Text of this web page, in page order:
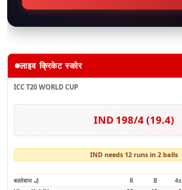
लाइव क्रिकेट स्कोर
ICC T20 WORLD CUP
IND 198/4 (19.4)
IND needs 12 runs in 2 balls
बल्लेबाज 🏏 R B 4s